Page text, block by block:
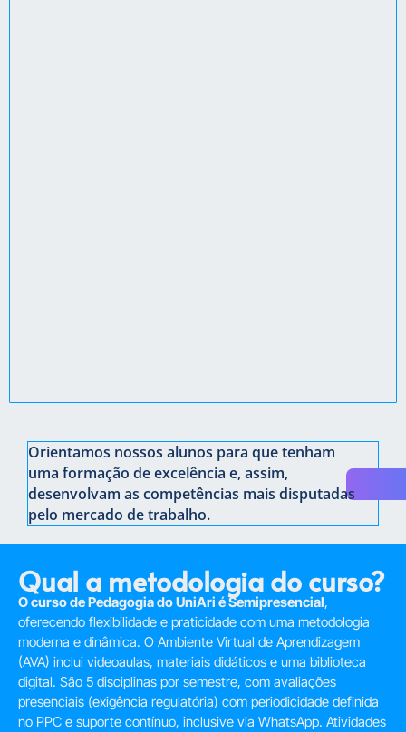
Orientamos nossos alunos para que tenham
uma formação de excelência e, assim,
desenvolvam as competências mais disputadas
pelo mercado de trabalho.
Qual a metodologia do curso?
O curso de Pedagogia do UniAri é Semipresencial,
oferecendo flexibilidade e praticidade com uma metodologia
moderna e dinâmica. O Ambiente Virtual de Aprendizagem
(AVA) inclui videoaulas, materiais didáticos e uma biblioteca
digital. São 5 disciplinas por semestre, com avaliações
presenciais (exigência regulatória) com periodicidade definida
no PPC e suporte contínuo, inclusive via WhatsApp. Atividades